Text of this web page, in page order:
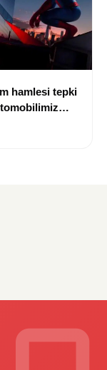
hamlesi tepki